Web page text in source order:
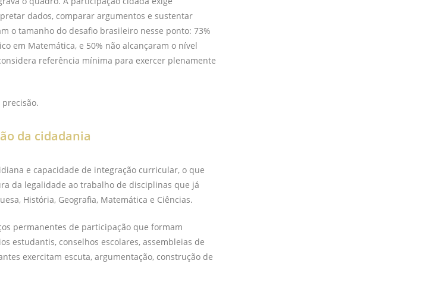
dados, comparar argumentos e sustentar
o tamanho do desafio brasileiro nesse ponto: 73%
em Matemática, e 50% não alcançaram o nível
referência mínima para exercer plenamente
da cidadania
e capacidade de integração curricular, o que
da legalidade ao trabalho de disciplinas que já
História, Geografia, Matemática e Ciências.
permanentes de participação que formam
estudantis, conselhos escolares, assembleias de
exercitam escuta, argumentação, construção de